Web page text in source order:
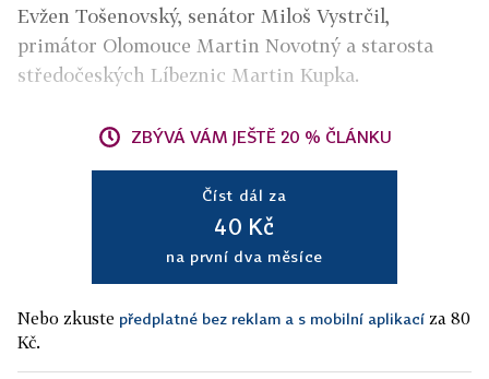
Evžen Tošenovský, senátor Miloš Vystrčil,
primátor Olomouce Martin Novotný a starosta
středočeských Líbeznic Martin Kupka.
ZBÝVÁ VÁM JEŠTĚ 20 % ČLÁNKU
Číst dál za
40 Kč
na první dva měsíce
Nebo zkuste předplatné bez reklam a s mobilní aplikací za 80
Kč.